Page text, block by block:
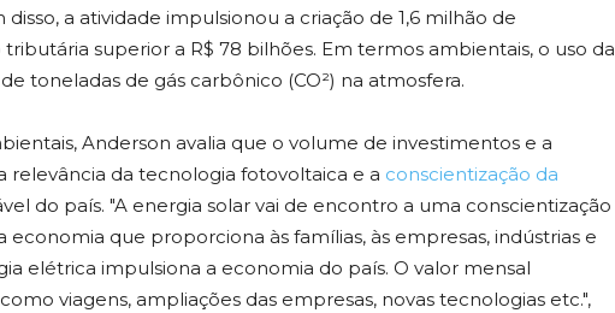
disso, a atividade impulsionou a criação de 1,6 milhão de
superior a R$ 78 bilhões. Em termos ambientais, o uso da
toneladas de gás carbônico (CO²) na atmosfera.
Anderson avalia que o volume de investimentos e a
da tecnologia fotovoltaica e a conscientização da
do país. "A energia solar vai de encontro a uma conscientização
que proporciona às famílias, às empresas, indústrias e
elétrica impulsiona a economia do país. O valor mensal
viagens, ampliações das empresas, novas tecnologias etc.",